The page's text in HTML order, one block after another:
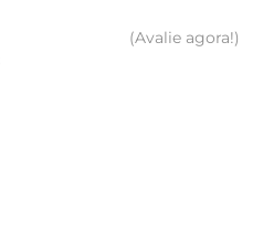
Avalie agora!